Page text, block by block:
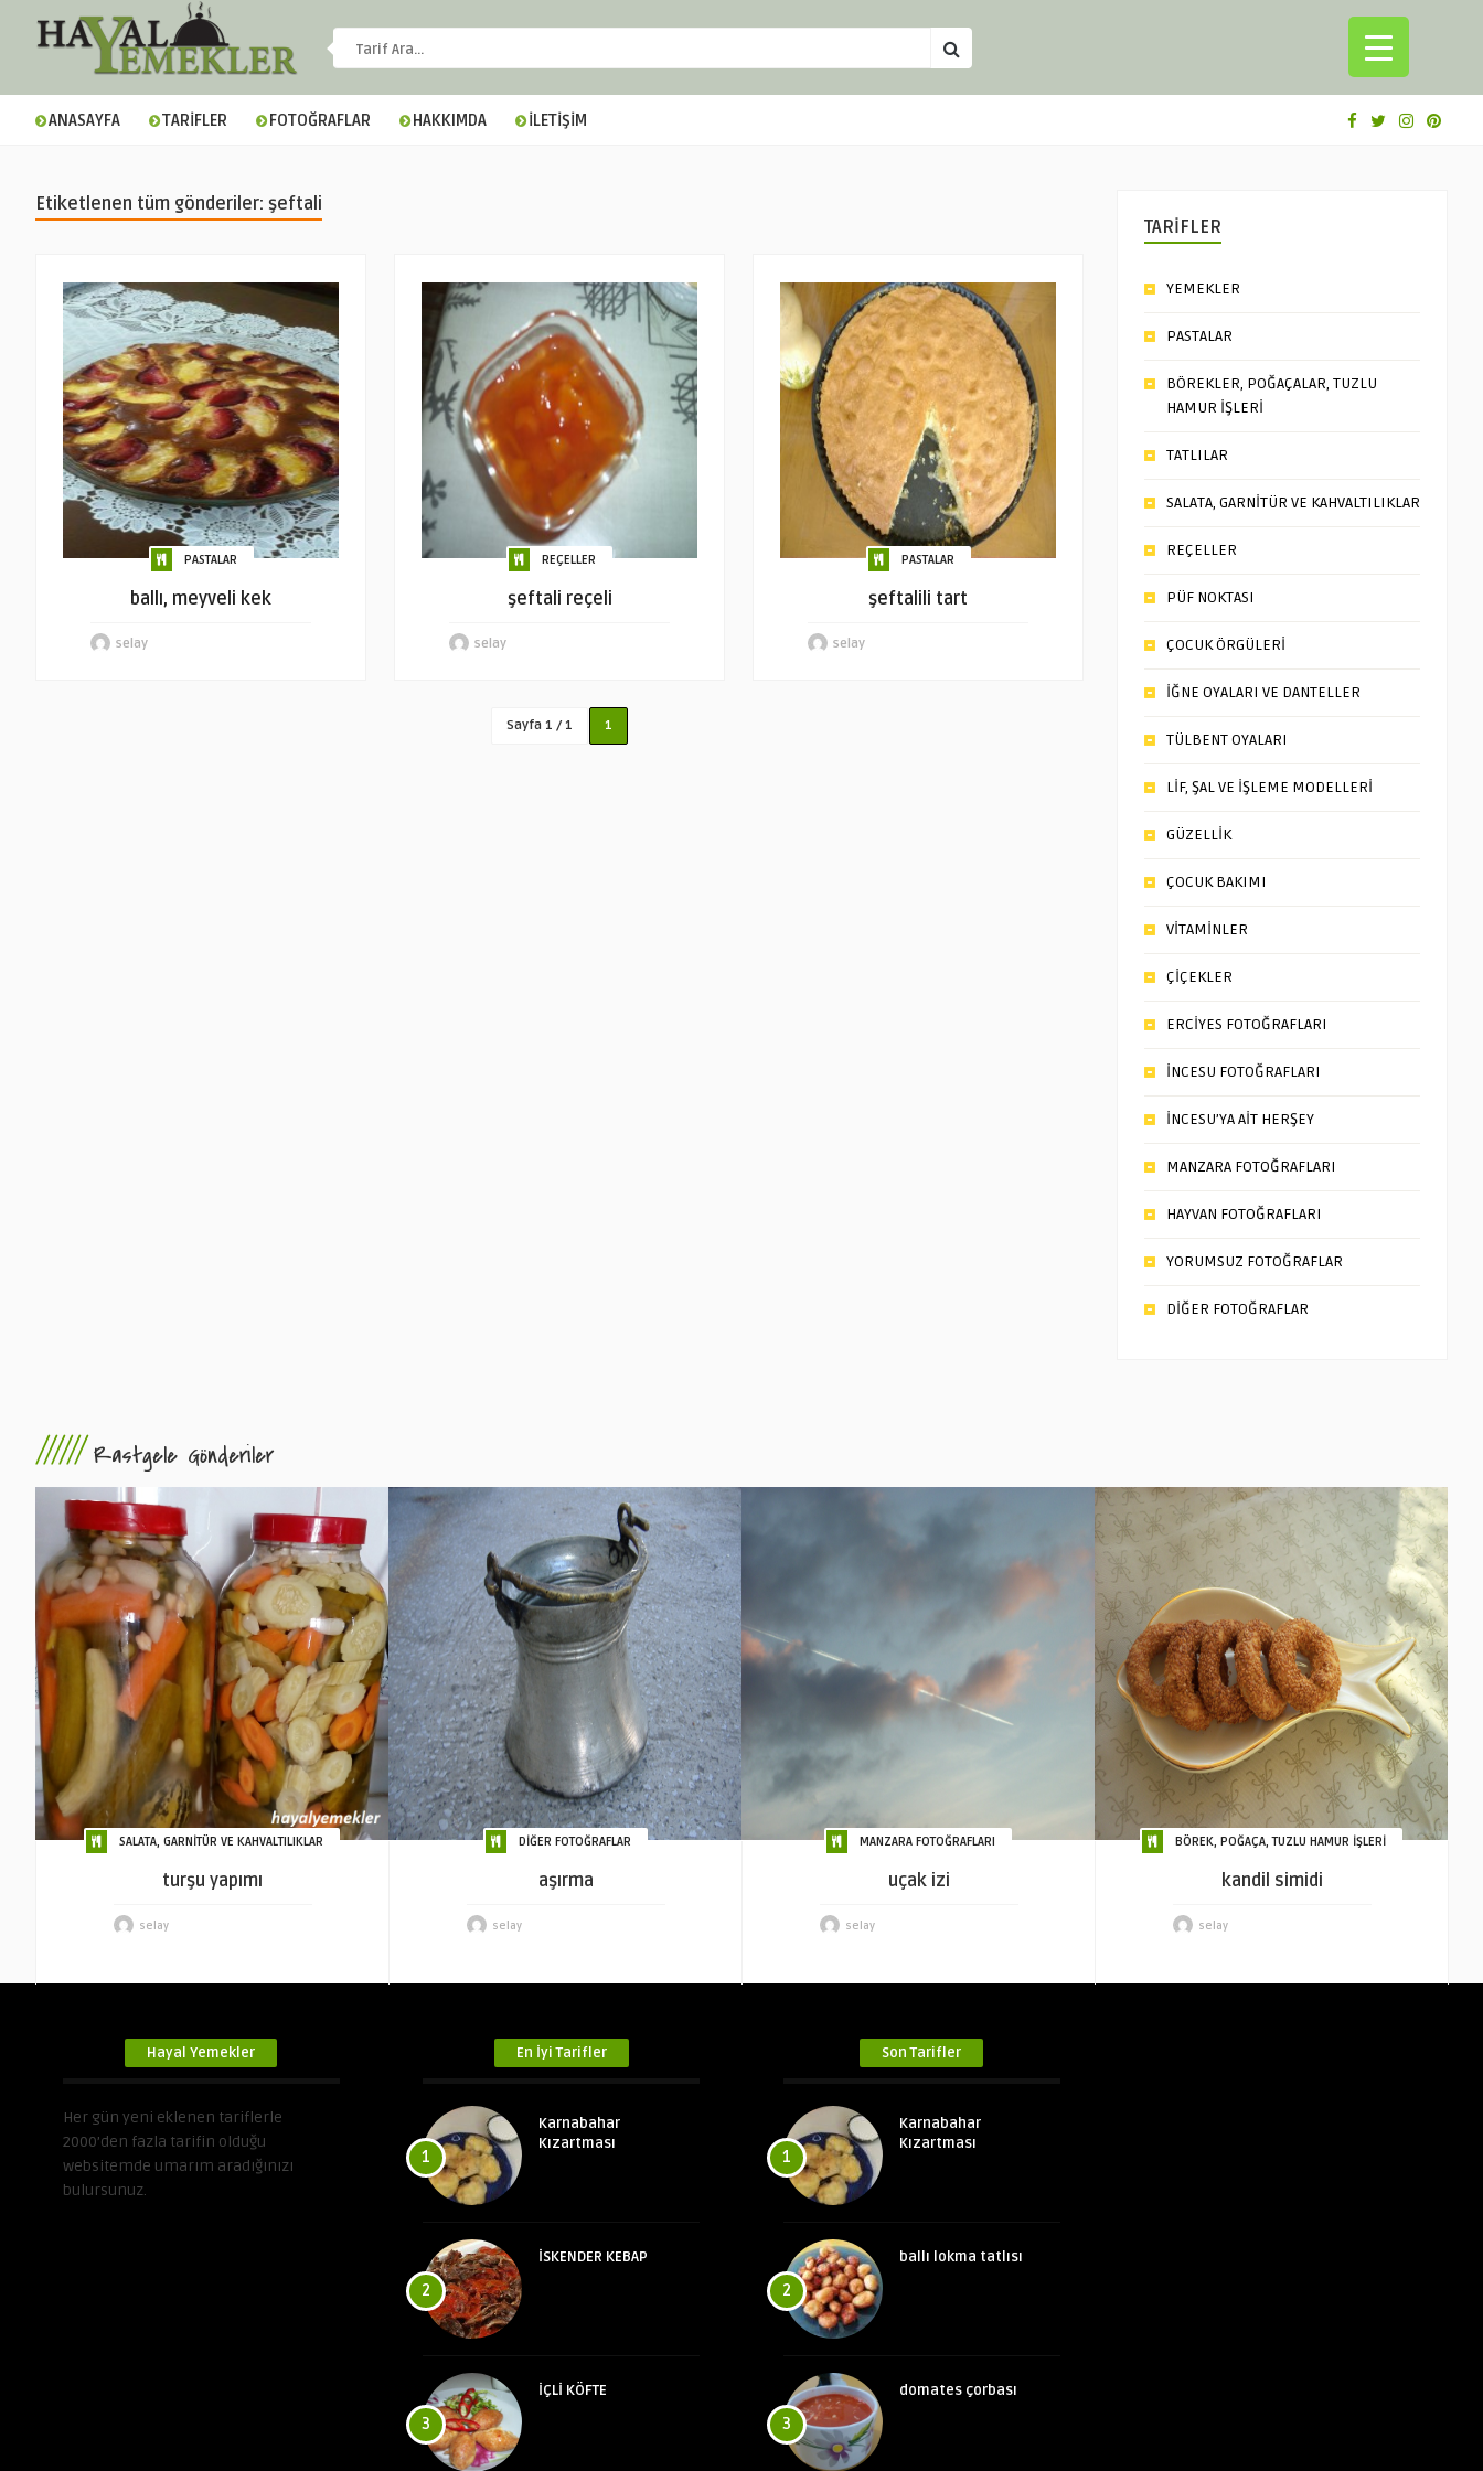
ANASAYFA TARİFLER FOTOĞRAFLAR HAKKIMDA İLETİŞİM
Etiketlenen tüm gönderiler: şeftali
PASTALAR
ballı, meyveli kek
selay
REÇELLER
şeftali reçeli
selay
PASTALAR
şeftalili tart
selay
Sayfa 1 / 1 1
TARİFLER
YEMEKLER
PASTALAR
BÖREKLER, POĞAÇALAR, TUZLU
HAMUR İŞLERİ
TATLILAR
SALATA, GARNİTÜR VE KAHVALTILIKLAR
REÇELLER
PÜF NOKTASI
ÇOCUK ÖRGÜLERİ
İĞNE OYALARI VE DANTELLER
TÜLBENT OYALARI
LİF, ŞAL VE İŞLEME MODELLERİ
GÜZELLİK
ÇOCUK BAKIMI
VİTAMİNLER
ÇİÇEKLER
ERCİYES FOTOĞRAFLARI
İNCESU FOTOĞRAFLARI
İNCESU’YA AİT HERŞEY
MANZARA FOTOĞRAFLARI
HAYVAN FOTOĞRAFLARI
YORUMSUZ FOTOĞRAFLAR
DİĞER FOTOĞRAFLAR
////// Rastgele Gönderiler
SALATA, GARNİTÜR VE KAHVALTILIKLAR
turşu yapımı
selay
DİĞER FOTOĞRAFLAR
aşırma
selay
MANZARA FOTOĞRAFLARI
uçak izi
selay
BÖREK, POĞAÇA, TUZLU HAMUR İŞLERİ
kandil simidi
selay
Hayal Yemekler
Her gün yeni eklenen tariflerle
2000’den fazla tarifin olduğu
websitemde umarım aradığınızı
bulursunuz.
En İyi Tarifler
1
Karnabahar
Kızartması
2
İSKENDER KEBAP
3
İÇLİ KÖFTE
Son Tarifler
1
Karnabahar
Kızartması
2
ballı lokma tatlısı
3
domates çorbası